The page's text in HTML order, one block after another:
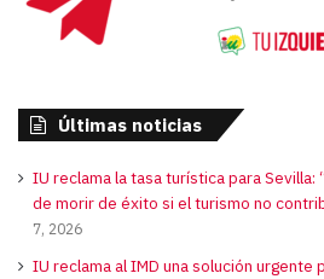
Últimas noticias
IU reclama la tasa turística para Sevilla:
de morir de éxito si el turismo no
7, 2026
IU reclama al IMD una solución urgente